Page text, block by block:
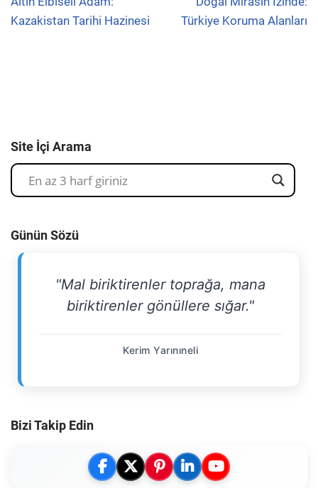
Kazakistan Tarihi Hazinesi
Türkiye Koruma Alanları
Site İçi Arama
Günün Sözü
"Mal biriktirenler toprağa, mana
biriktirenler gönüllere sığar."
Kerim Yarınıneli
Bizi Takip Edin